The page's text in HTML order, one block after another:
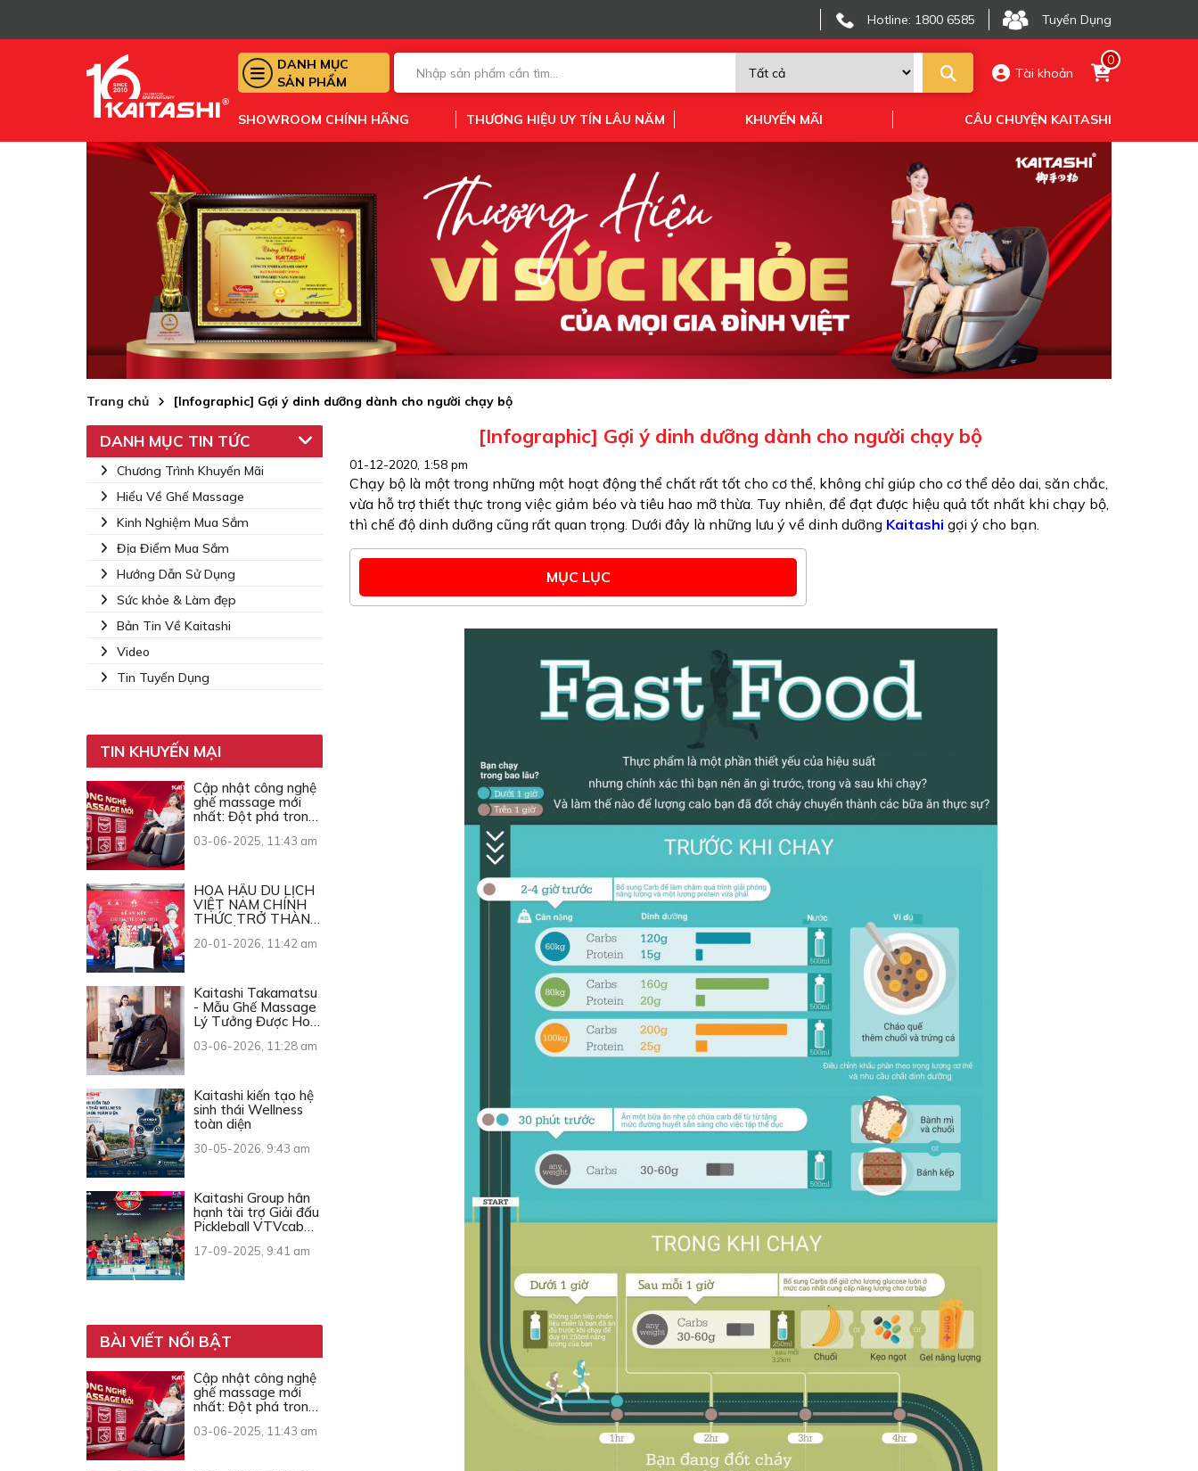
Hotline: 1800 6585 Tuyển Dụng
DANH MỤC
SẢN PHẨM
Tài khoản
0
SHOWROOM CHÍNH HÃNG THƯƠNG HIỆU UY TÍN LÂU NĂM KHUYẾN MÃI CÂU CHUYỆN KAITASHI
Trang chủ [Infographic] Gợi ý dinh dưỡng dành cho người chạy bộ
DANH MỤC TIN TỨC
Chương Trình Khuyến Mãi
Hiểu Về Ghế Massage
Kinh Nghiệm Mua Sắm
Địa Điểm Mua Sắm
Hướng Dẫn Sử Dụng
Sức khỏe & Làm đẹp
Bản Tin Về Kaitashi
Video
Tin Tuyển Dụng
TIN KHUYẾN MẠI
Cập nhật công nghệ
ghế massage mới
nhất: Đột phá trong
03-06-2025, 11:43 am
HOA HẬU DU LỊCH
VIỆT NAM CHÍNH
THỨC TRỞ THÀNH
HIỆU KAITASHI
20-01-2026, 11:42 am
Kaitashi Takamatsu
- Mẫu Ghế Massage
Lý Tưởng Được Hoa
Nam 2026 Lựa Chọn
03-06-2026, 11:28 am
Kaitashi kiến tạo hệ
sinh thái Wellness
toàn diện
30-05-2026, 9:43 am
Kaitashi Group hân
hạnh tài trợ Giải đấu
Pickleball VTVcab
17-09-2025, 9:41 am
BÀI VIẾT NỔI BẬT
Cập nhật công nghệ
ghế massage mới
nhất: Đột phá trong
03-06-2025, 11:43 am
[Infographic] Gợi ý dinh dưỡng dành cho người chạy bộ
01-12-2020, 1:58 pm
Chạy bộ là một trong những một hoạt động thể chất rất tốt cho cơ thể, không chỉ giúp cho cơ thể dẻo dai, săn chắc,
vừa hỗ trợ thiết thực trong việc giảm béo và tiêu hao mỡ thừa. Tuy nhiên, để đạt được hiệu quả tốt nhất khi chạy bộ,
thì chế độ dinh dưỡng cũng rất quan trọng. Dưới đây là những lưu ý về dinh dưỡng Kaitashi gợi ý cho bạn.
MỤC LỤC